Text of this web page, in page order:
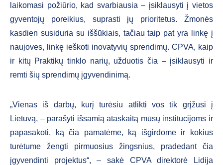
laikomasi požiūrio, kad svarbiausia – įsiklausyti į vietos
gyventojų poreikius, suprasti jų prioritetus. Žmonės
kasdien susiduria su iššūkiais, tačiau taip pat yra linkę į
naujoves, linkę ieškoti inovatyvių sprendimų. CPVA, kaip
ir kitų Praktikų tinklo narių, užduotis čia – įsiklausyti ir
remti šių sprendimų įgyvendinimą.
„Vienas iš darbų, kurį turėsiu atlikti vos tik grįžusi į
Lietuvą, – parašyti išsamią ataskaitą mūsų institucijoms ir
papasakoti, ką čia pamatėme, ką išgirdome ir kokius
turėtume žengti pirmuosius žingsnius, pradedant čia
įgyvendinti projektus“, – sakė CPVA direktorė Lidija